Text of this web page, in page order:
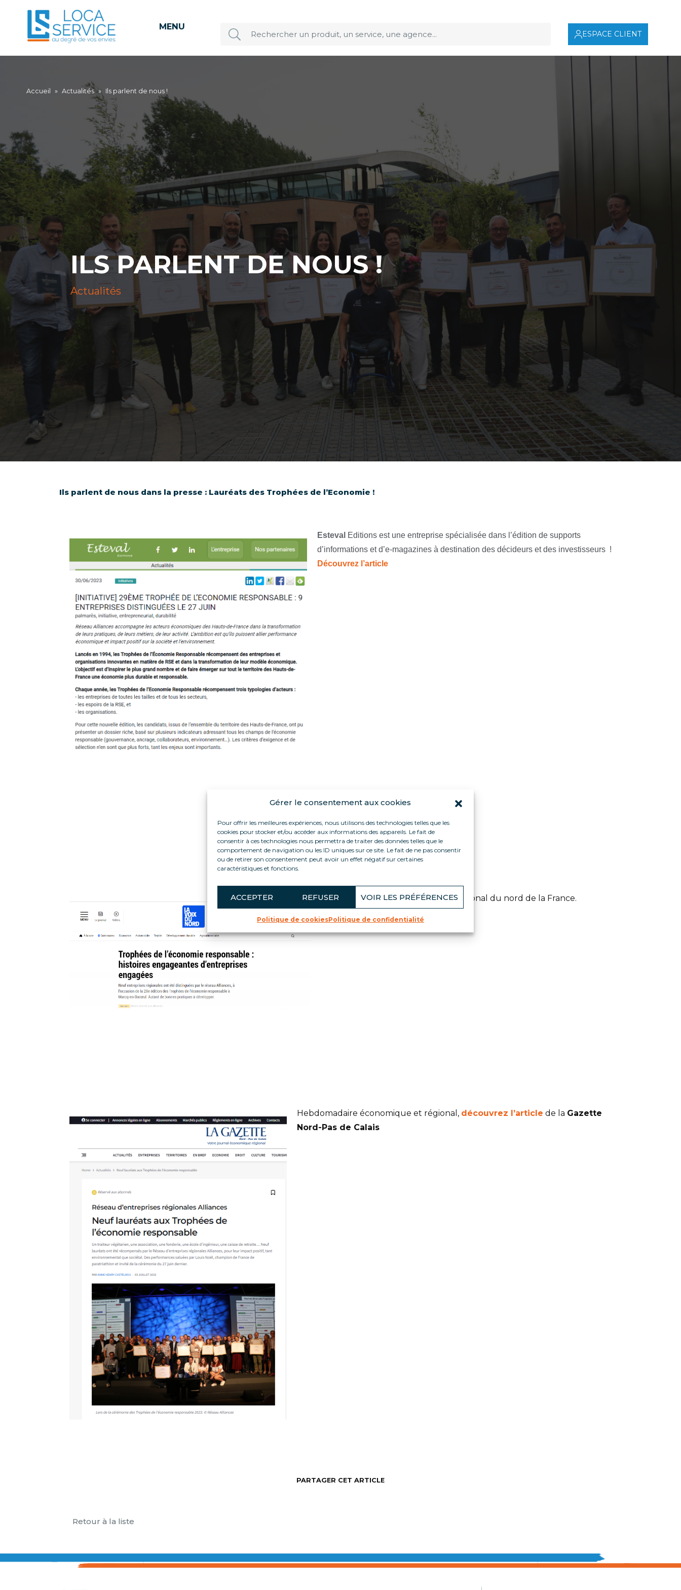
Gérer le consentement aux cookies
Pour offrir les meilleures expériences, nous utilisons des technologies telles que les
cookies pour stocker et/ou accéder aux informations des appareils. Le fait de
consentir à ces technologies nous permettra de traiter des données telles que le
comportement de navigation ou les ID uniques sur ce site. Le fait de ne pas consentir
ou de retirer son consentement peut avoir un effet négatif sur certaines
caractéristiques et fonctions.
ACCEPTER REFUSER VOIR LES PRÉFÉRENCES
Politique de cookiesPolitique de confidentialité
MENU
ESPACE CLIENT
Accueil » Actualités » Ils parlent de nous !
ILS PARLENT DE NOUS !
Actualités
Ils parlent de nous dans la presse : Lauréats des Trophées de l’Economie !
Esteval Editions est une entreprise spécialisée dans l’édition de supports
d’informations et d’e-magazines à destination des décideurs et des investisseurs !
Découvrez l’article
La Voix du Nord est un quotidien régional du nord de la France.
Hebdomadaire économique et régional, découvrez l’article de la Gazette
Nord-Pas de Calais
PARTAGER CET ARTICLE
Retour à la liste